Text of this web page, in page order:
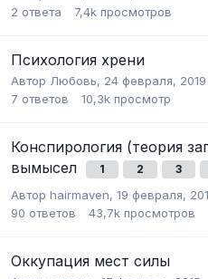
2 ответа 7,4k просмотров
Психология хрени
Автор Любовь, 24 февраля, 2019
7 ответов 10,3k просмотр
Конспирология (теория
вымысел
1 2 3
Автор hairmaven, 19 февраля,
90 ответов 43,7k просмотров
Оккупация мест силы